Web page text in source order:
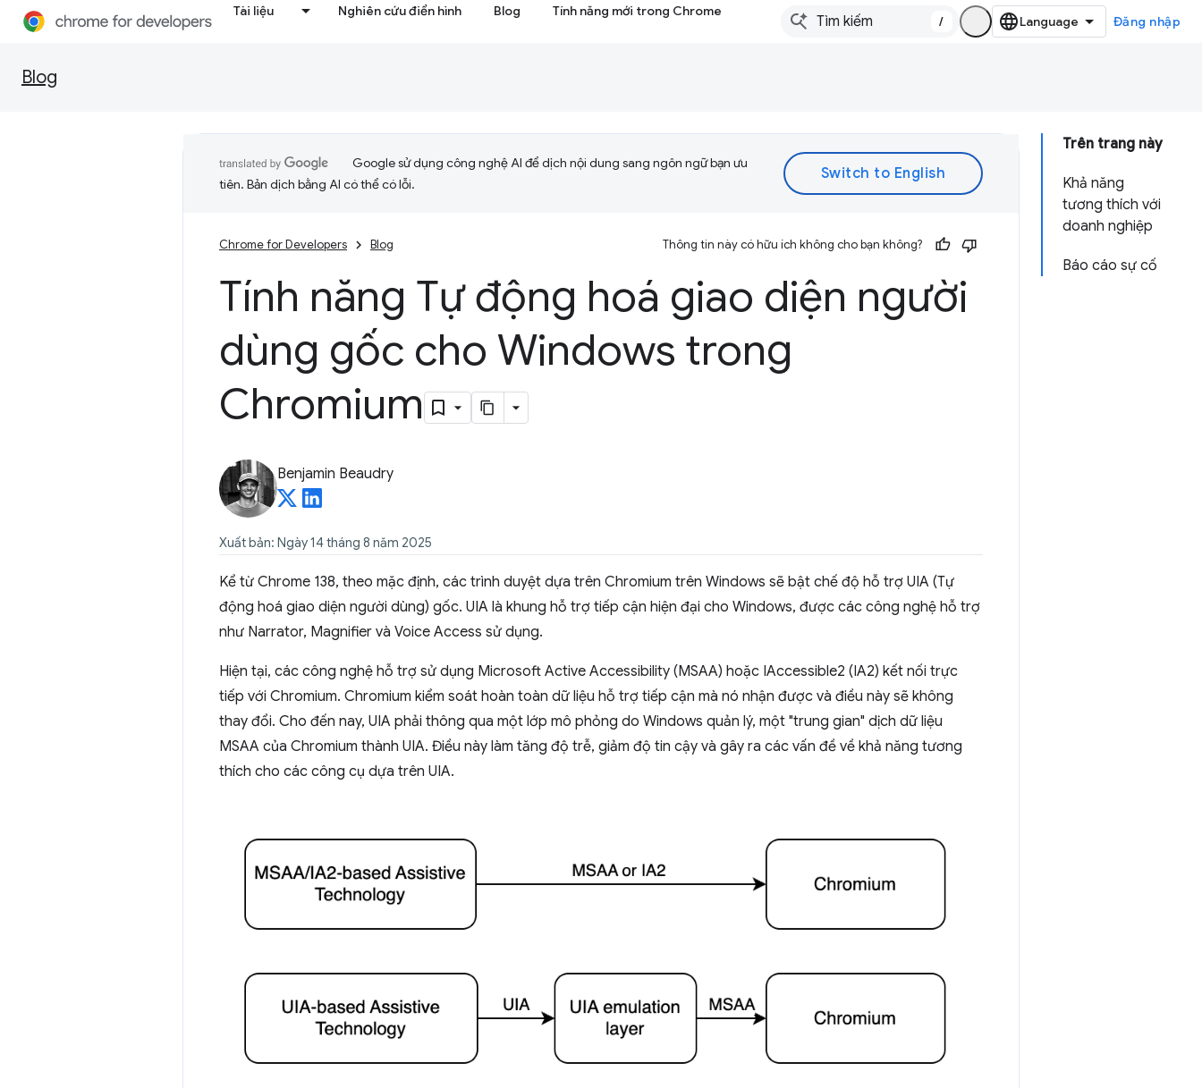
Tài liệu Nghiên cứu điển hình Blog Tính năng mới trong Chrome
/ Đăng nhập
Blog
Trên trang này
Khả năng
tương thích với
doanh nghiệp
Báo cáo sự cố
Google sử dụng công nghệ AI để dịch nội dung sang ngôn ngữ bạn ưu
tiên. Bản dịch bằng AI có thể có lỗi.
Chrome for Developers Blog Thông tin này có hữu ích không cho bạn không?
Tính năng Tự động hoá giao diện người
dùng gốc cho Windows trong
Chromium
Benjamin Beaudry
Xuất bản: Ngày 14 tháng 8 năm 2025
Kể từ Chrome 138, theo mặc định, các trình duyệt dựa trên Chromium trên Windows sẽ bật chế độ hỗ trợ UIA (Tự
động hoá giao diện người dùng) gốc. UIA là khung hỗ trợ tiếp cận hiện đại cho Windows, được các công nghệ hỗ trợ
như Narrator, Magnifier và Voice Access sử dụng.
Hiện tại, các công nghệ hỗ trợ sử dụng Microsoft Active Accessibility (MSAA) hoặc IAccessible2 (IA2) kết nối trực
tiếp với Chromium. Chromium kiểm soát hoàn toàn dữ liệu hỗ trợ tiếp cận mà nó nhận được và điều này sẽ không
thay đổi. Cho đến nay, UIA phải thông qua một lớp mô phỏng do Windows quản lý, một "trung gian" dịch dữ liệu
MSAA của Chromium thành UIA. Điều này làm tăng độ trễ, giảm độ tin cậy và gây ra các vấn đề về khả năng tương
thích cho các công cụ dựa trên UIA.